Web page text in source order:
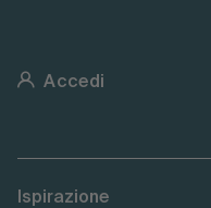
Accedi
Ispirazione